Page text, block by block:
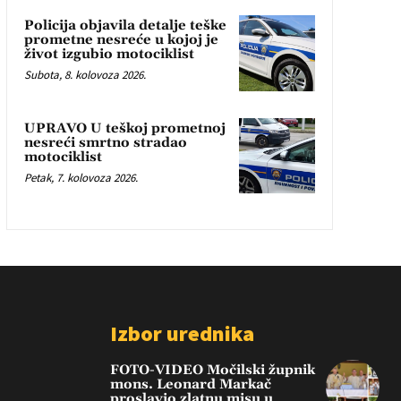
Policija objavila detalje teške
prometne nesreće u kojoj je
život izgubio motociklist
Subota, 8. kolovoza 2026.
UPRAVO U teškoj prometnoj
nesreći smrtno stradao
motociklist
Petak, 7. kolovoza 2026.
Izbor urednika
FOTO-VIDEO Močilski župnik
mons. Leonard Markač